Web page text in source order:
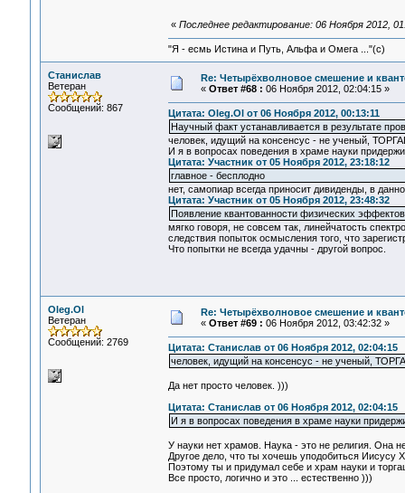
« Последнее редактирование: 06 Ноября 2012,
"Я - есмь Истина и Путь, Альфа и Омега ..."(с)
Станислав
Ветеран
Сообщений: 867
Re: Четырёхволновое смешение и
« Ответ #68 : 06 Ноября 2012, 02:04:15 »
Цитата: Oleg.Ol от 06 Ноября 2012, 00:13:11
Научный факт устанавливается в результате
человек, идущий на консенсус - не ученый,
И я в вопросах поведения в храме науки
Цитата: Участник от 05 Ноября 2012, 23:18:12
главное - бесплодно
нет, самопиар всегда приносит дивиденды, в
Цитата: Участник от 05 Ноября 2012, 23:48:32
Появление квантованности физических
мягко говоря, не совсем так, линейчатость
следствия попыток осмысления того, что
Что попытки не всегда удачны - другой вопрос.
Oleg.Ol
Ветеран
Сообщений: 2769
Re: Четырёхволновое смешение и
« Ответ #69 : 06 Ноября 2012, 03:42:32 »
Цитата: Станислав от 06 Ноября 2012, 02:04:15
человек, идущий на консенсус - не ученый,
Да нет просто человек. )))
Цитата: Станислав от 06 Ноября 2012, 02:04:15
И я в вопросах поведения в храме науки
У науки нет храмов. Наука - это не религия. Она
Другое дело, что ты хочешь уподобиться Иисусу
Поэтому ты и придумал себе и храм науки и
Все просто, логично и это ... естественно )))